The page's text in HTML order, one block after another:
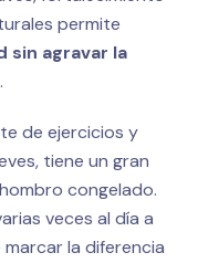
permite
sin agravar la
.
de ejercicios y
tiene un gran
congelado.
veces al día a
la diferencia